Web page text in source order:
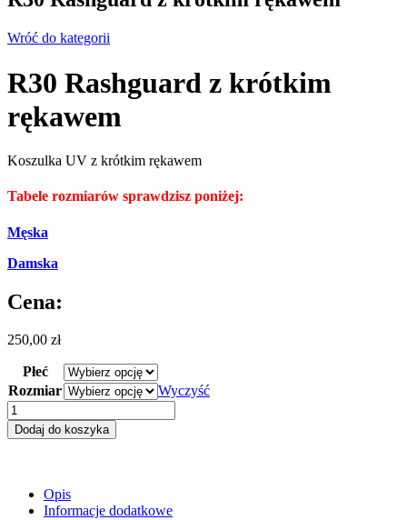
Wróć do kategorii
R30 Rashguard z krótkim
rękawem
Koszulka UV z krótkim rękawem
Tabele rozmiarów sprawdzisz poniżej:
Męska
Damska
Cena:
250,00 zł
Płeć
Rozmiar
Wyczyść
ilość
R30
Rashguard
rękawem
Dodaj do koszyka
Opis
Informacje dodatkowe